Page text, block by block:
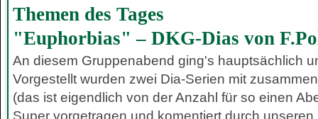
Themen des Tages
"Euphorbias" – DKG-Dias von
An diesem Gruppenabend ging's hauptsächlich
Vorgestellt wurden zwei Dia-Serien mit
(das ist eigendlich von der Anzahl für so einen
Super vorgetragen und komentiert durch